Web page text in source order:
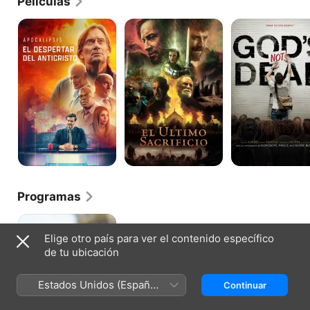
Apocalipsis:
El
despertar
del
anticristo
La
última
redención
Dios
no
está
muerto
Programas
El
de
Jesucristo
Kevin
Sorbo
Elige otro país para ver el contenido específico
de tu ubicación
Estados Unidos (Español
México)
Continuar